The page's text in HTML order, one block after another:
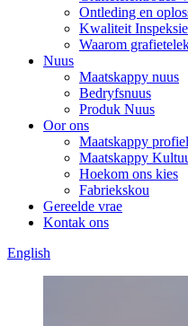
Ontleding en
Kwaliteit Inspeksie
Waarom
Nuus
Maatskappy nuus
Bedryfsnuus
Produk Nuus
Oor ons
Maatskappy profiel
Maatskappy
Hoekom ons kies
Fabriekskou
Gereelde vrae
Kontak ons
English